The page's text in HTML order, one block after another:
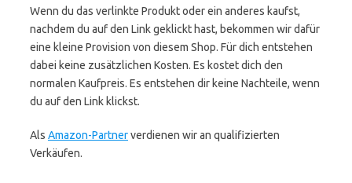
Wenn du das verlinkte Produkt oder ein anderes kaufst,
nachdem du auf den Link geklickt hast, bekommen wir dafür
eine kleine Provision von diesem Shop. Für dich entstehen
dabei keine zusätzlichen Kosten. Es kostet dich den
normalen Kaufpreis. Es entstehen dir keine Nachteile, wenn
du auf den Link klickst.
Als Amazon-Partnerverdienen wir an qualifizierten
Verkäufen.